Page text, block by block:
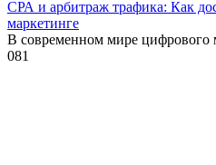
СРА и арбитраж трафика: Как
маркетинге
В современном мире цифрового
081